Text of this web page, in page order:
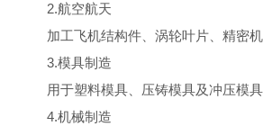
2.航空航天
加工飞机结构件、涡轮叶片、精密机
3.模具制造
用于塑料模具、压铸模具及冲压模具
4.机械制造